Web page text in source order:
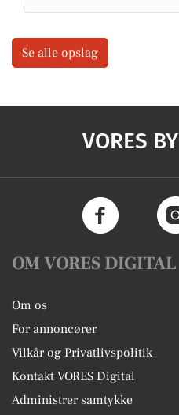
Se alle opslag
VORES BY
OM VORES DIGITAL
Om os
For annoncører
Vilkår og Privatlivspolitik
Kontakt VORES Digital
Administrer samtykke